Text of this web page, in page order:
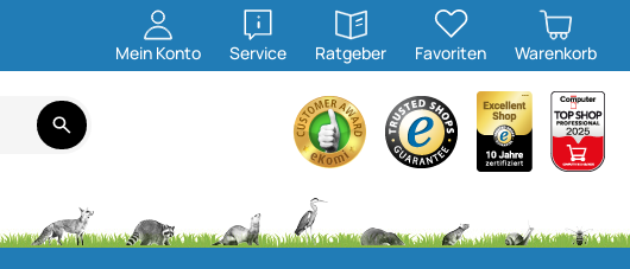
Mein Konto Service
öffnen
Ratgeber
öffnen
Favoriten Warenkorb